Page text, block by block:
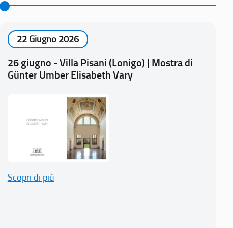
22 Giugno 2026
26 giugno - Villa Pisani (Lonigo) | Mostra di
Günter Umber Elisabeth Vary
Scopri di più